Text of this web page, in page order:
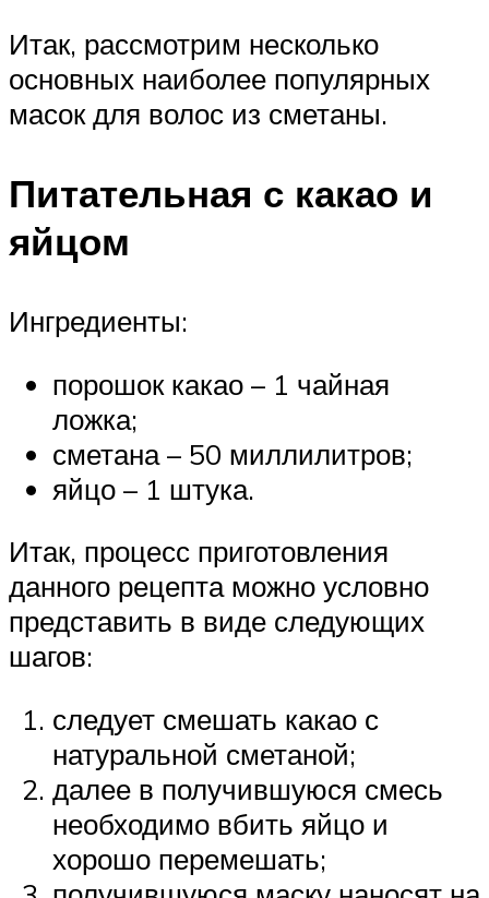
Итак, рассмотрим несколько
основных наиболее популярных
масок для волос из сметаны.
Питательная с какао и
яйцом
Ингредиенты:
порошок какао – 1 чайная
ложка;
сметана – 50 миллилитров;
яйцо – 1 штука.
Итак, процесс приготовления
данного рецепта можно условно
представить в виде следующих
шагов:
следует смешать какао с
натуральной сметаной;
далее в получившуюся смесь
необходимо вбить яйцо и
хорошо перемешать;